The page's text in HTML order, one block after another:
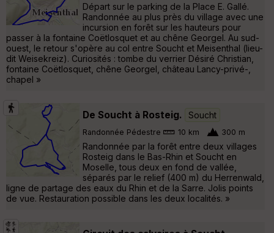
Départ sur le parking de la Place E. Gallé.
Randonnée au plus près du village avec une
incursion en forêt sur les hauteurs pour
passer à la fontaine Coëtlosquet et au chêne Georgel. Au sud-
ouest, le retour s'opère au col entre Soucht et Meisenthal (lieu-
dit Weisekreiz). Curiosités : tombe du verrier Désiré Christian,
fontaine Coëtlosquet, chêne Georgel, château Lancy-privé-,
chapel »
De Soucht à Rosteig. Soucht
Randonnée Pédestre 10 km 300 m
Randonnée par la forêt entre deux villages
Rosteig dans le Bas-Rhin et Soucht en
Moselle, tous deux en fond de vallée,
séparés par le relief (400 m) du Herrenwald,
ligne de partage des eaux du Rhin et de la Sarre. Jolis points
de vue. Restauration possible dans les deux localités. »